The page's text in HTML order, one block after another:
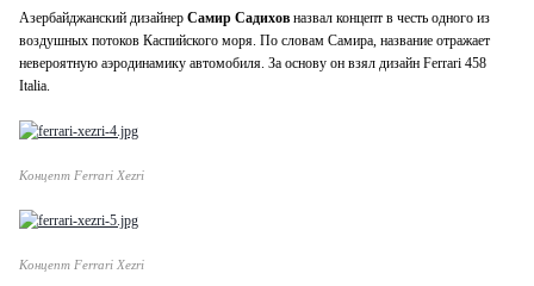
Азербайджанский дизайнер Самир Садихов назвал концепт в честь одного из
воздушных потоков Каспийского моря. По словам Самира, название отражает
невероятную аэродинамику автомобиля. За основу он взял дизайн Ferrari 458
Italia.
Концепт Ferrari Xezri
Концепт Ferrari Xezri